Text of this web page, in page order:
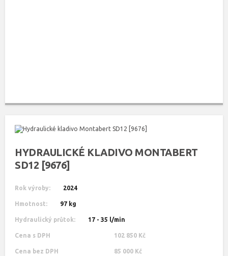
HYDRAULICKÉ KLADIVO MONTABERT
SD12 [9676]
Rok výroby: 2024
Hmotnost: 97 kg
Hydraulický průtok: 17 - 35 l/min
Cena s DPH 102 850 Kč
Cena bez DPH 85 000 Kč